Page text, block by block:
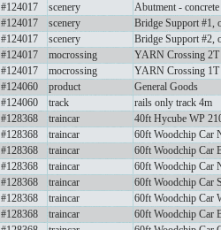
#124017 scenery
Abutment - concrete
#124017 scenery
Bridge Support #1,
#124017 scenery
Bridge Support #2,
#124017 mocrossing
YARN Crossing
#124017 mocrossing
YARN Crossing
#124060 product
General Goods
#124060 track
rails only track 4m
#128368 traincar
40ft Hycube WP
#128368 traincar
60ft Woodchip Car
#128368 traincar
60ft Woodchip Car
#128368 traincar
60ft Woodchip Car
#128368 traincar
60ft Woodchip Car
#128368 traincar
60ft Woodchip Car
#128368 traincar
60ft Woodchip Car